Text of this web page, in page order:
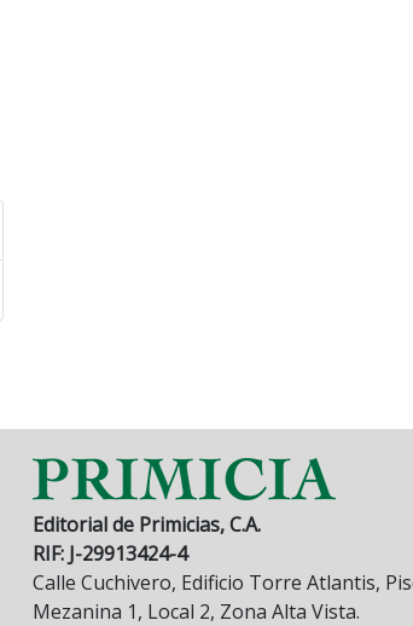
Editorial de Primicias, C.A.
RIF: J-29913424-4
Calle Cuchivero, Edificio Torre Atlantis,
Mezanina 1, Local 2, Zona Alta Vista.